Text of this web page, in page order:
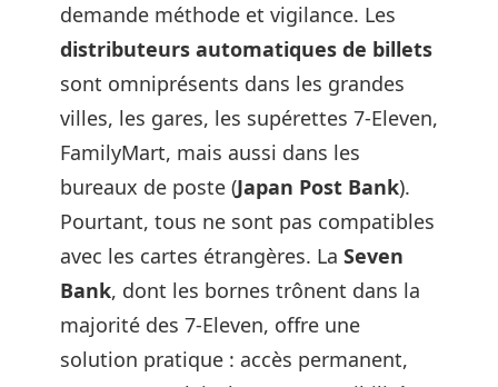
demande méthode et vigilance. Les
distributeurs automatiques de billets
sont omniprésents dans les grandes
villes, les gares, les supérettes 7-Eleven,
FamilyMart, mais aussi dans les
bureaux de poste (Japan Post Bank).
Pourtant, tous ne sont pas compatibles
avec les cartes étrangères. La Seven
Bank, dont les bornes trônent dans la
majorité des 7-Eleven, offre une
solution pratique : accès permanent,